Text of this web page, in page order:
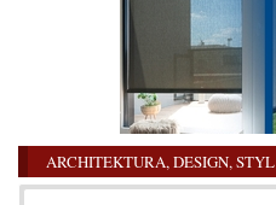
ARCHITEKTURA, DESIGN, STYL